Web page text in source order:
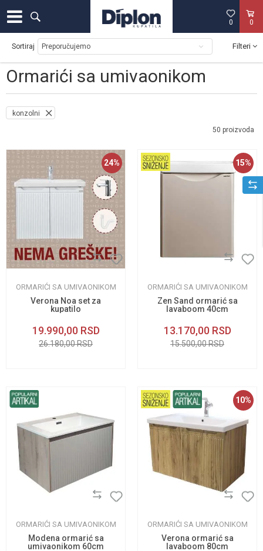
0
0
Ormarići sa umivaonikom
Sortiraj Filteri
konzolni
50 proizvoda
24%
ORMARIĆI SA UMIVAONIKOM
Verona Noa set za
kupatilo
19.990,00 RSD
26.180,00RSD
15%
ORMARIĆI SA UMIVAONIKOM
Zen Sand ormarić sa
lavaboom 40cm
13.170,00 RSD
15.500,00RSD
ORMARIĆI SA UMIVAONIKOM
Modena ormarić sa
umivaonikom 60cm
10%
ORMARIĆI SA UMIVAONIKOM
Verona ormarić sa
lavaboom 80cm